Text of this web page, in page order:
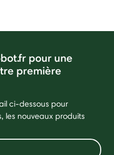
pour une
première
ci-dessous pour
les nouveaux produits